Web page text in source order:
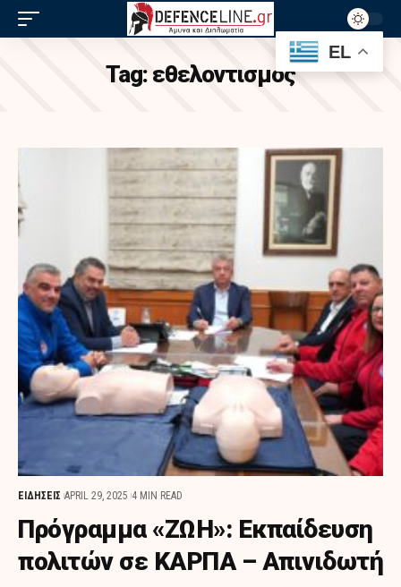
Tag: εθελοντισμός
ΕΙΔΗΣΕΙΣ APRIL 29, 2025 4 MIN READ
Πρόγραμμα «ΖΩΗ»: Εκπαίδευση
πολιτών σε ΚΑΡΠΑ – Απινιδωτή
EL